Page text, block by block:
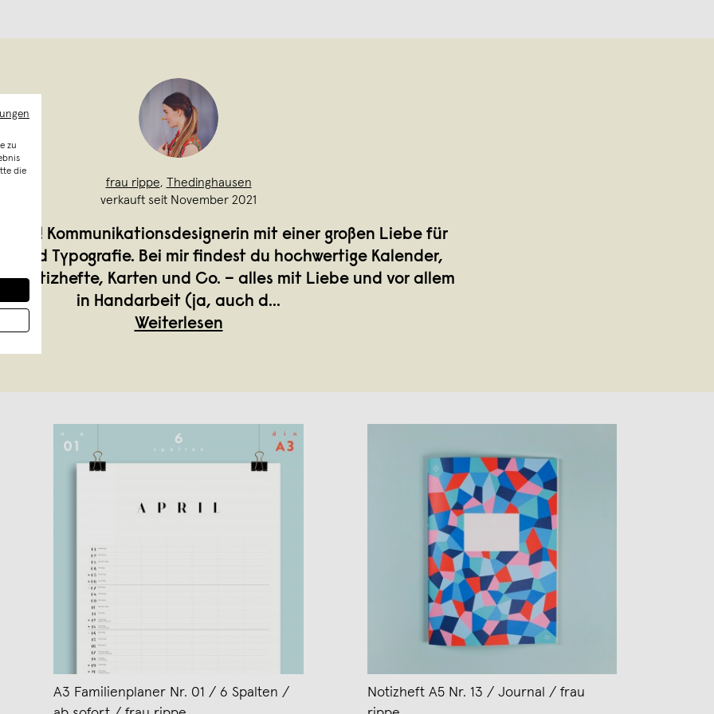
frau rippe, Thedinghausen
verkauft seit November 2021
Kommunikationsdesignerin mit einer großen Liebe für
und Typografie. Bei mir findest du hochwertige Kalender,
Notizhefte, Karten und Co. – alles mit Liebe und vor allem
in Handarbeit (ja, auch d...
Weiterlesen
A3 Familienplaner Nr. 01 / 6 Spalten /
Notizheft A5 Nr. 13 / Journal / frau
zu
die